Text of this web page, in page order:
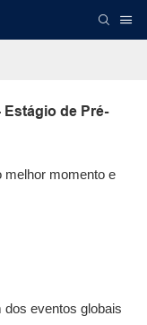
Estágio de Pré-
melhor momento e
eventos globais